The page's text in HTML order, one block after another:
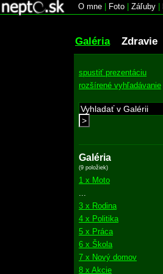
O mne Foto Záľuby
Galéria Zdravie
spustiť prezentáciu
rozšírené vyhľadávanie
>
Galéria
(9 položiek)
1 x Moto
3 x Rodina
4 x Politika
5 x Práca
6 x Škola
7 x Nový domov
8 x Akcie